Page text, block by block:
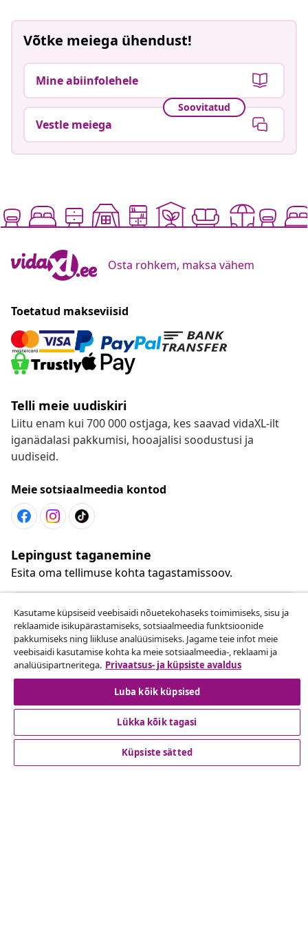
Võtke meiega ühendust!
Mine abiinfolehele
Soovitatud
Vestle meiega
Osta rohkem, maksa vähem
Toetatud makseviisid
Telli meie uudiskiri
Liitu enam kui 700 000 ostjaga, kes saavad vidaXL-ilt
iganädalasi pakkumisi, hooajalisi soodustusi ja
uudiseid.
Meie sotsiaalmeedia kontod
Lepingust taganemine
Esita oma tellimuse kohta tagastamissoov.
Lepingust taganemine
Klienditeenindus
Ettevõte
Kasutame küpsiseid veebisaidi nõuetekohaseks toimimiseks, sisu ja
reklaamide isikupärastamiseks, sotsiaalmeedia funktsioonide
pakkumiseks ning liikluse analüüsimiseks. Jagame teie infot meie
veebisaidi kasutamise kohta ka meie sotsiaalmeedia-, reklaami ja
analüüsipartneritega. Privaatsus- ja küpsiste avaldus
Luba kõik küpsised
Lükka kõik tagasi
Küpsiste sätted